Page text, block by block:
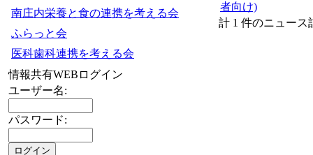
南庄内栄養と食の連携を考える会
ふらっと会
医科歯科連携を考える会
情報共有WEBログイン
ユーザー名:
パスワード:
者向け)
計 1 件のニュース